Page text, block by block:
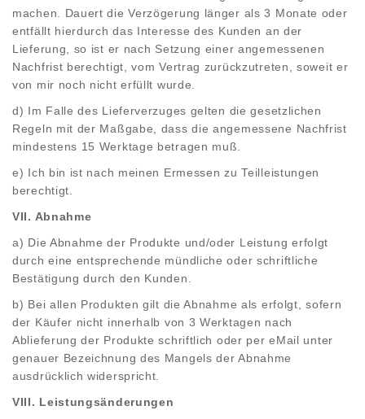
machen. Dauert die Verzögerung länger als 3 Monate oder
entfällt hierdurch das Interesse des Kunden an der
Lieferung, so ist er nach Setzung einer angemessenen
Nachfrist berechtigt, vom Vertrag zurückzutreten, soweit er
von mir noch nicht erfüllt wurde.
d) Im Falle des Lieferverzuges gelten die gesetzlichen
Regeln mit der Maßgabe, dass die angemessene Nachfrist
mindestens 15 Werktage betragen muß.
e) Ich bin ist nach meinen Ermessen zu Teilleistungen
berechtigt.
VII. Abnahme
a) Die Abnahme der Produkte und/oder Leistung erfolgt
durch eine entsprechende mündliche oder schriftliche
Bestätigung durch den Kunden.
b) Bei allen Produkten gilt die Abnahme als erfolgt, sofern
der Käufer nicht innerhalb von 3 Werktagen nach
Ablieferung der Produkte schriftlich oder per eMail unter
genauer Bezeichnung des Mangels der Abnahme
ausdrücklich widerspricht.
VIII. Leistungsänderungen